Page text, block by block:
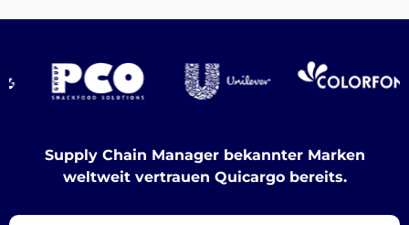
Supply Chain Manager bekannter Marken
weltweit vertrauen Quicargo bereits.